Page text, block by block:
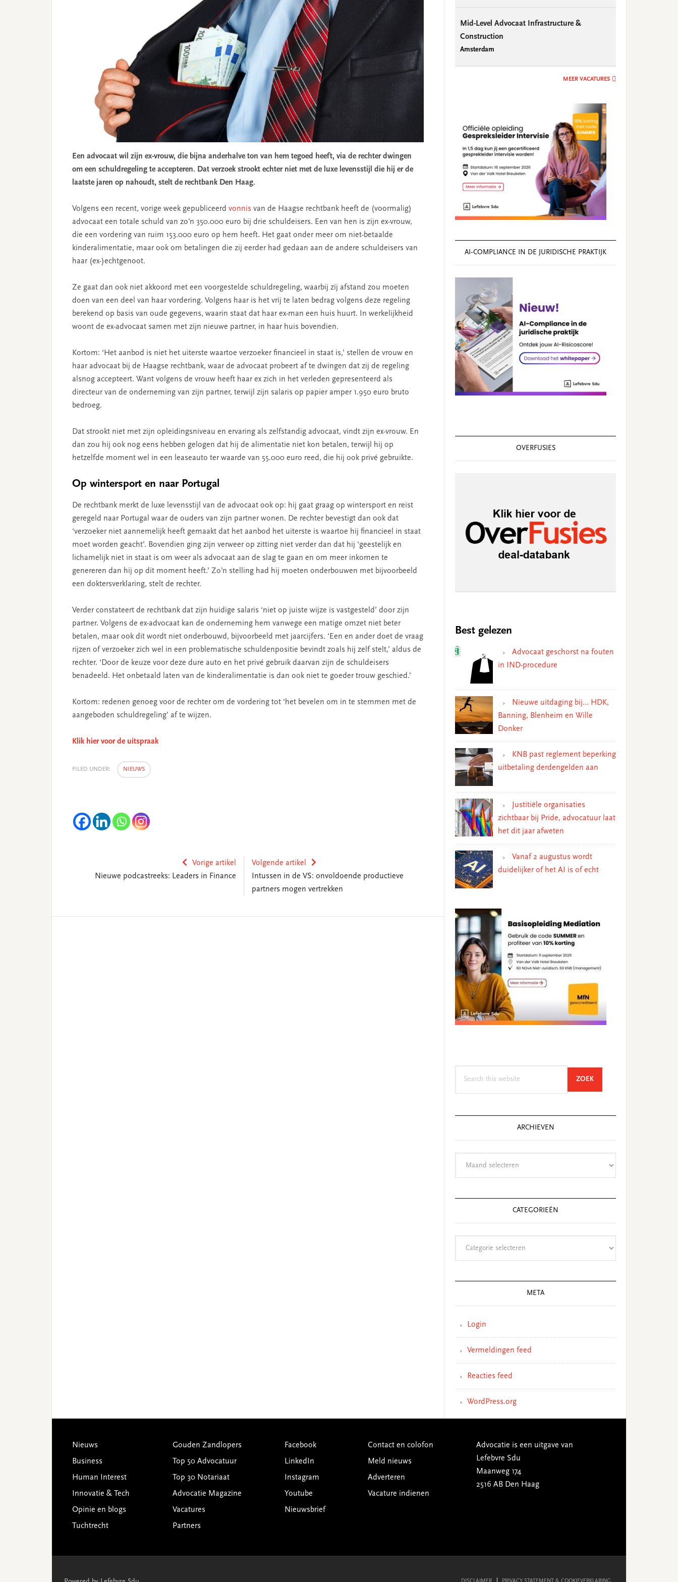
Een advocaat wil zijn ex-vrouw, die bijna anderhalve ton van hem tegoed heeft, via de rechter dwingen
om een schuldregeling te accepteren. Dat verzoek strookt echter niet met de luxe levensstijl die hij er de
laatste jaren op nahoudt, stelt de rechtbank Den Haag.
Volgens een recent, vorige week gepubliceerd vonnis van de Haagse rechtbank heeft de (voormalig)
advocaat een totale schuld van zo’n 350.000 euro bij drie schuldeisers. Een van hen is zijn ex-vrouw,
die een vordering van ruim 153.000 euro op hem heeft. Het gaat onder meer om niet-betaalde
kinderalimentatie, maar ook om betalingen die zij eerder had gedaan aan de andere schuldeisers van
haar (ex-)echtgenoot.
Ze gaat dan ook niet akkoord met een voorgestelde schuldregeling, waarbij zij afstand zou moeten
doen van een deel van haar vordering. Volgens haar is het vrij te laten bedrag volgens deze regeling
berekend op basis van oude gegevens, waarin staat dat haar ex-man een huis huurt. In werkelijkheid
woont de ex-advocaat samen met zijn nieuwe partner, in haar huis bovendien.
Kortom: ‘Het aanbod is niet het uiterste waartoe verzoeker financieel in staat is,’ stellen de vrouw en
haar advocaat bij de Haagse rechtbank, waar de advocaat probeert af te dwingen dat zij de regeling
alsnog accepteert. Want volgens de vrouw heeft haar ex zich in het verleden gepresenteerd als
directeur van de onderneming van zijn partner, terwijl zijn salaris op papier amper 1.950 euro bruto
bedroeg.
Dat strookt niet met zijn opleidingsniveau en ervaring als zelfstandig advocaat, vindt zijn ex-vrouw. En
dan zou hij ook nog eens hebben gelogen dat hij de alimentatie niet kon betalen, terwijl hij op
hetzelfde moment wel in een leaseauto ter waarde van 55.000 euro reed, die hij ook privé gebruikte.
Op wintersport en naar Portugal
De rechtbank merkt de luxe levensstijl van de advocaat ook op: hij gaat graag op wintersport en reist
geregeld naar Portugal waar de ouders van zijn partner wonen. De rechter bevestigt dan ook dat
‘verzoeker niet aannemelijk heeft gemaakt dat het aanbod het uiterste is waartoe hij financieel in staat
moet worden geacht’. Bovendien ging zijn verweer op zitting niet verder dan dat hij ‘geestelijk en
lichamelijk niet in staat is om weer als advocaat aan de slag te gaan en om meer inkomen te
genereren dan hij op dit moment heeft.’ Zo’n stelling had hij moeten onderbouwen met bijvoorbeeld
een doktersverklaring, stelt de rechter.
Verder constateert de rechtbank dat zijn huidige salaris ‘niet op juiste wijze is vastgesteld’ door zijn
partner. Volgens de ex-advocaat kan de onderneming hem vanwege een matige omzet niet beter
betalen, maar ook dit wordt niet onderbouwd, bijvoorbeeld met jaarcijfers. ‘Een en ander doet de vraag
rijzen of verzoeker zich wel in een problematische schuldenpositie bevindt zoals hij zelf stelt,’ aldus de
rechter. ‘Door de keuze voor deze dure auto en het privé gebruik daarvan zijn de schuldeisers
benadeeld. Het onbetaald laten van de kinderalimentatie is dan ook niet te goeder trouw geschied.’
Kortom: redenen genoeg voor de rechter om de vordering tot ‘het bevelen om in te stemmen met de
aangeboden schuldregeling’ af te wijzen.
Klik hier voor de uitspraak
FILED UNDER: NIEUWS
Vorige artikel
Nieuwe podcastreeks: Leaders in Finance
Volgende artikel
Intussen in de VS: onvoldoende productieve
partners mogen vertrekken
Mid-Level Advocaat Infrastructure &
Construction
Amsterdam
MEER VACATURES
AI‑COMPLIANCE IN DE JURIDISCHE PRAKTIJK
OVERFUSIES
Best gelezen
Advocaat geschorst na fouten
in IND-procedure
Nieuwe uitdaging bij… HDK,
Banning, Blenheim en Wille
Donker
KNB past reglement beperking
uitbetaling derdengelden aan
Justitiële organisaties
zichtbaar bij Pride, advocatuur laat
het dit jaar afweten
Vanaf 2 augustus wordt
duidelijker of het AI is of echt
ZOEKSEARCH
ARCHIEVEN
CATEGORIEËN
META
Login
Vermeldingen feed
Reacties feed
WordPress.org
Footer
Nieuws
Business
Human Interest
Innovatie & Tech
Opinie en blogs
Tuchtrecht
Gouden Zandlopers
Top 50 Advocatuur
Top 30 Notariaat
Advocatie Magazine
Vacatures
Partners
Facebook
LinkedIn
Instagram
Youtube
Nieuwsbrief
Contact en colofon
Meld nieuws
Adverteren
Vacature indienen
Advocatie is een uitgave van
Lefebvre Sdu
Maanweg 174
2516 AB Den Haag